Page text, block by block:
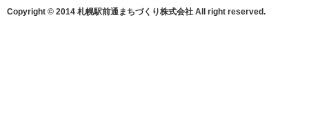
Copyright © 2014 札幌駅前通まちづくり株式会社 All right reserved.